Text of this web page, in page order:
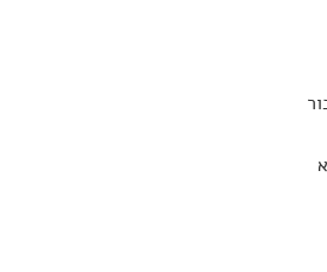
לעבור